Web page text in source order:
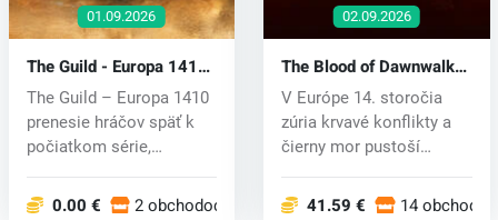
01.09.2026
The Guild - Europa 1410
(PC) key
The Guild – Europa 1410
prenesie hráčov späť k
počiatkom série,
0.00 € 2 obchodoch
02.09.2026
The Blood of Dawnwalker
(PC) key
V Európe 14. storočia
zúria krvavé konflikty a
čierny mor pustoší
41.59 € 14